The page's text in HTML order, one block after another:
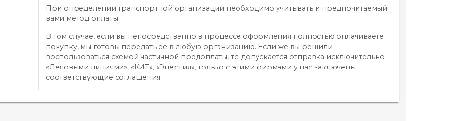
При определении транспортной организации необходимо учитывать и предпочитаемый
вами метод оплаты.
В том случае, если вы непосредственно в процессе оформления полностью оплачиваете
покупку, мы готовы передать ее в любую организацию. Если же вы решили
воспользоваться схемой частичной предоплаты, то допускается отправка исключительно
«Деловыми линиями», «КИТ», «Энергия», только с этими фирмами у нас заключены
соответствующие соглашения.